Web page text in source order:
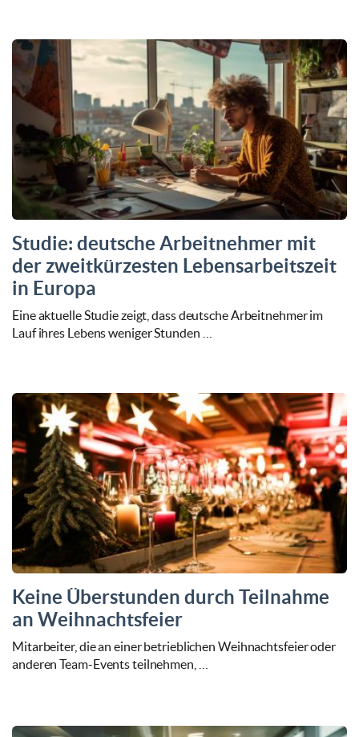
Studie: deutsche Arbeitnehmer mit
der zweitkürzesten Lebensarbeitszeit
in Europa
Eine aktuelle Studie zeigt, dass deutsche Arbeitnehmer im
Lauf ihres Lebens weniger Stunden …
Keine Überstunden durch Teilnahme
an Weihnachtsfeier
Mitarbeiter, die an einer betrieblichen Weihnachtsfeier oder
anderen Team-Events teilnehmen, …